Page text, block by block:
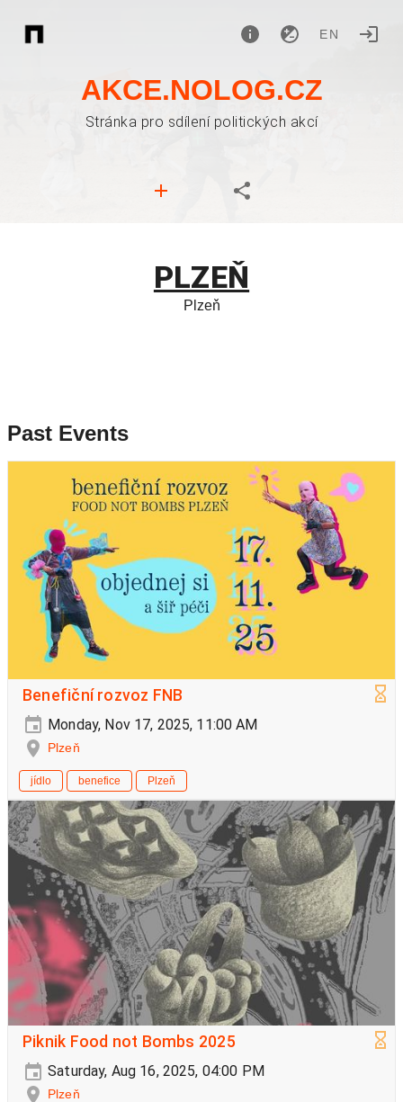
EN
AKCE.NOLOG.CZ
Stránka pro sdílení politických akcí
PLZEŇ
Plzeň
Past Events
Benefiční rozvoz FNB
Monday, Nov 17, 2025, 11:00 AM
Plzeň
jídlo benefice Plzeň
Piknik Food not Bombs 2025
Saturday, Aug 16, 2025, 04:00 PM
Plzeň